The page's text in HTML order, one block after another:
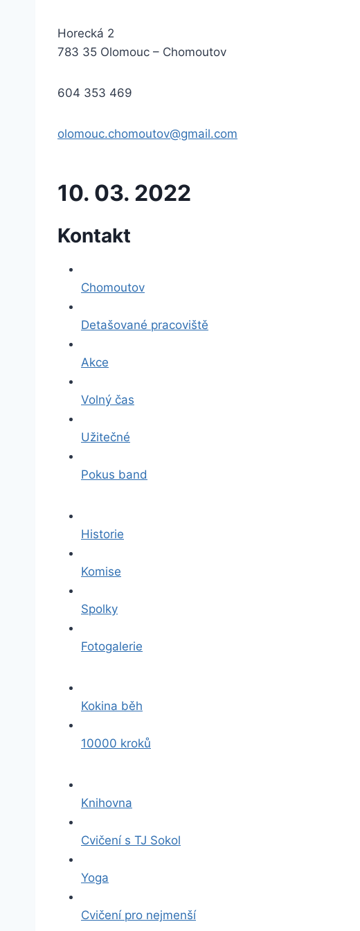
Horecká 2
783 35 Olomouc – Chomoutov
604 353 469
olomouc.chomoutov@gmail.com
10. 03. 2022
Kontakt
Chomoutov
Detašované pracoviště
Akce
Volný čas
Užitečné
Pokus band
Historie
Komise
Spolky
Fotogalerie
Kokina běh
10000 kroků
Knihovna
Cvičení s TJ Sokol
Yoga
Cvičení pro nejmenší